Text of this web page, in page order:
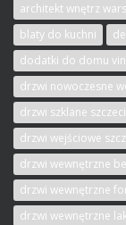
architekt wnętrz
blaty do kuchni
dodatki do domu
drzwi nowoczesne
drzwi szklane
drzwi wejściowe
drzwi wewnętrzne
drzwi wewnętrzne
drzwi wewnętrzne